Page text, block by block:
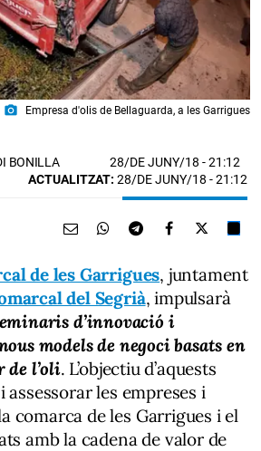
photo_camera Empresa d'olis de Bellaguarda, a les Garrigues
BONILLA 28/DE JUNY/18 - 21:12
ACTUALITZAT: 28/DE JUNY/18 - 21:12
de les Garrigues, juntament
del Segrià, impulsarà
d’innovació i
models de negoci basats en
de l’oli. L’objectiu d’aquests
les empreses i
comarca de les Garrigues i el
amb la cadena de valor de